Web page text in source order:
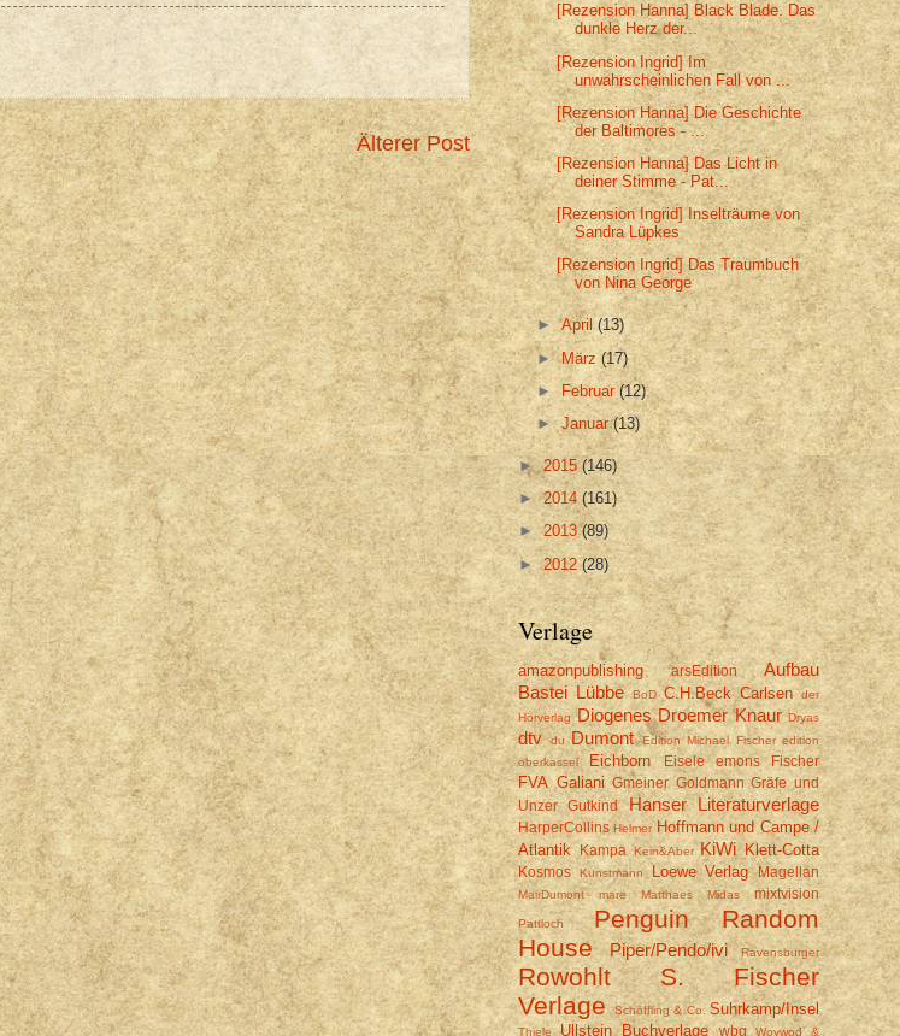
Älterer Post
[Rezension Hanna] Black Blade. Das
dunkle Herz der...
[Rezension Ingrid] Im
unwahrscheinlichen Fall von ...
[Rezension Hanna] Die Geschichte
der Baltimores - ...
[Rezension Hanna] Das Licht in
deiner Stimme - Pat...
[Rezension Ingrid] Inselträume von
Sandra Lüpkes
[Rezension Ingrid] Das Traumbuch
von Nina George
►April(13)
►März(17)
► Februar(12)
►Januar(13)
►2015 (146)
►2014(161)
►2013(89)
►2012(28)
Verlage
amazonpublishing arsEdition
Aufbau
Bastei Lübbe
BoD C.H.Beck Carlsen
der
Hörverlag Diogenes Droemer Knaur Dryas
dtv du Dumont Edition Michael Fischer edition
oberkassel
Eichborn Eisele emons Fischer
FVA Galiani Gmeiner Goldmann Gräfe und
Unzer
Gutkind Hanser Literaturverlage
HarperCollins Helmer Hoffmann und Campe /
Atlantik
Kampa Kein&Aber KiWi Klett-Cotta
Kosmos Kunstmann Loewe Verlag Magellan
MairDumont mare Matthaes Midas mixtvision
Pattloch
Penguin Random
House
Piper/Pendo/ivi Ravensburger
Rowohlt
S. Fischer
Verlage Schöffling & Co. Suhrkamp/Insel
Thiele Ullstein Buchverlage wbg Woywod &